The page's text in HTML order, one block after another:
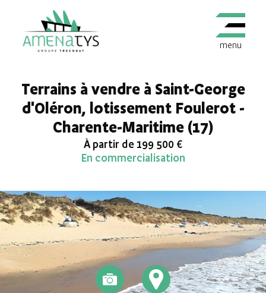
menu
Terrains à vendre à Saint-George
d'Oléron, lotissement Foulerot -
Charente-Maritime (17)
À partir de 199 500 €
En commercialisation